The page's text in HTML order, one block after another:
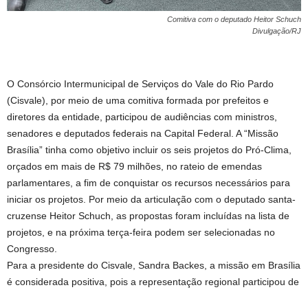
Comitiva com o deputado Heitor Schuch
Divulgação/RJ
O Consórcio Intermunicipal de Serviços do Vale do Rio Pardo
(Cisvale), por meio de uma comitiva formada por prefeitos e
diretores da entidade, participou de audiências com ministros,
senadores e deputados federais na Capital Federal. A “Missão
Brasília” tinha como objetivo incluir os seis projetos do Pró-Clima,
orçados em mais de R$ 79 milhões, no rateio de emendas
parlamentares, a fim de conquistar os recursos necessários para
iniciar os projetos. Por meio da articulação com o deputado santa-
cruzense Heitor Schuch, as propostas foram incluídas na lista de
projetos, e na próxima terça-feira podem ser selecionadas no
Congresso.
Para a presidente do Cisvale, Sandra Backes, a missão em Brasília
é considerada positiva, pois a representação regional participou de